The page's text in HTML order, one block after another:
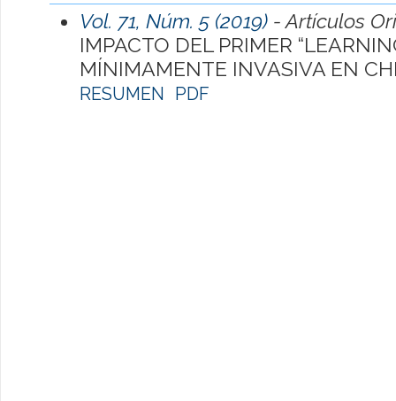
Vol. 71, Núm. 5 (2019)- Artículos
IMPACTO DEL PRIMER
MÍNIMAMENTE INVASIVA EN
RESUMEN PDF